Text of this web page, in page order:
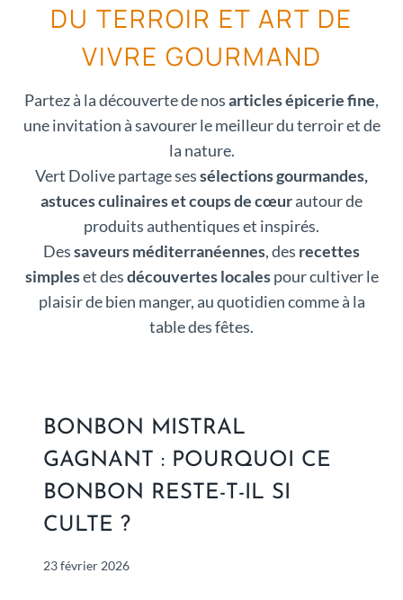
DU TERROIR ET ART DE
VIVRE GOURMAND
Partez à la découverte de nosarticles épicerie fine,
une invitation à savourer le meilleur du terroir et de
la nature.
Vert Dolive partage sessélections gourmandes,
astuces culinaires et coups de cœurautour de
produits authentiques et inspirés.
Dessaveurs méditerranéennes, des recettes
simpleset desdécouvertes localespour cultiver le
plaisir de bien manger, au quotidien comme à la
table des fêtes.
BONBON MISTRAL
GAGNANT : POURQUOI CE
BONBON RESTE-T-IL SI
CULTE ?
23 février 2026